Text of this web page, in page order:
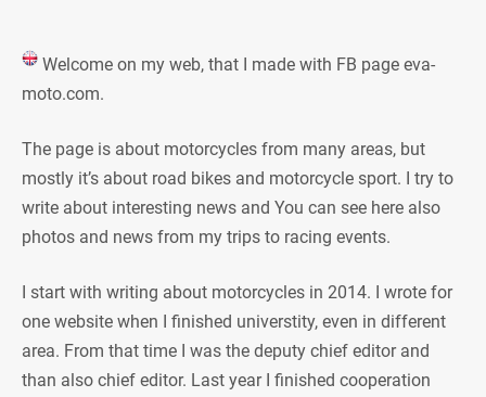
Welcome on my web, that I made with FB page eva-
moto.com.
The page is about motorcycles from many areas, but
mostly it’s about road bikes and motorcycle sport. I try to
write about interesting news and You can see here also
photos and news from my trips to racing events.
I start with writing about motorcycles in 2014. I wrote for
one website when I finished universtity, even in different
area. From that time I was the deputy chief editor and
than also chief editor. Last year I finished cooperation